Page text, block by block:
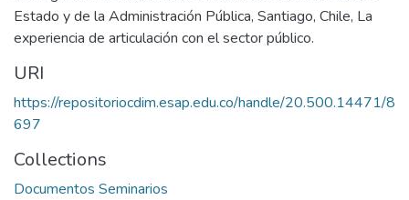
Estado y de la Administración Pública, Santiago, Chile, La
experiencia de articulación con el sector público.
URI
https://repositoriocdim.esap.edu.co/handle/20.500.14471/8
697
Collections
Documentos Seminarios